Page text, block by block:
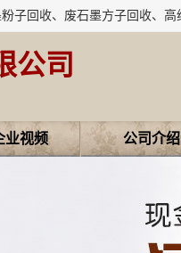
公司
业视频 公司介绍